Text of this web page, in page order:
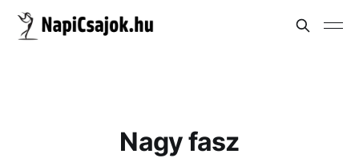
Nagy fasz